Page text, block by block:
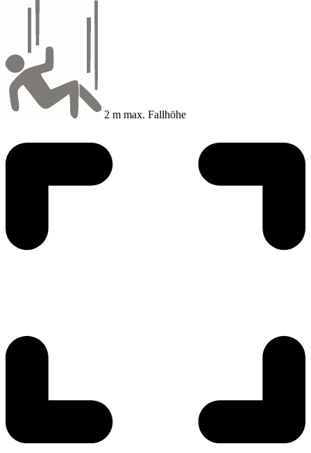
2 m max. Fallhöhe